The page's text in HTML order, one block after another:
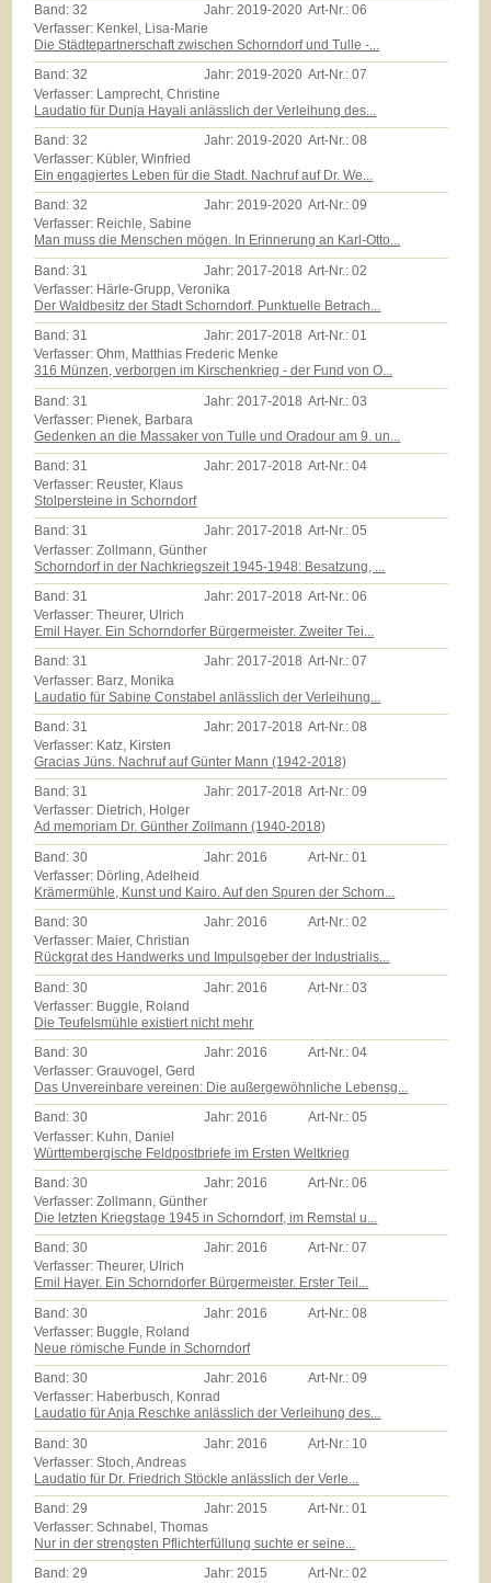
Band:32 Jahr:2019-2020 Art-Nr.:06
Verfasser: Kenkel, Lisa-Marie
Die Städtepartnerschaft zwischen Schorndorf und Tulle -...
Band:32 Jahr:2019-2020 Art-Nr.:07
Verfasser: Lamprecht, Christine
Laudatio für Dunja Hayali anlässlich der Verleihung des...
Band:32 Jahr:2019-2020 Art-Nr.:08
Verfasser: Kübler, Winfried
Ein engagiertes Leben für die Stadt. Nachruf auf Dr. We...
Band:32 Jahr:2019-2020 Art-Nr.:09
Verfasser: Reichle, Sabine
Man muss die Menschen mögen. In Erinnerung an Karl-Otto...
Band:31 Jahr: 2017-2018 Art-Nr.:02
Verfasser: Härle-Grupp, Veronika
Der Waldbesitz der Stadt Schorndorf. Punktuelle Betrach...
Band:31 Jahr:2017-2018 Art-Nr.:01
Verfasser: Ohm, Matthias Frederic Menke
316 Münzen, verborgen im Kirschenkrieg - der Fund von O...
Band:31 Jahr: 2017-2018 Art-Nr.:03
Verfasser: Pienek, Barbara
Gedenken an die Massaker von Tulle und Oradour am 9. un...
Band:31 Jahr:2017-2018 Art-Nr.:04
Verfasser: Reuster, Klaus
Stolpersteine in Schorndorf
Band:31 Jahr:2017-2018 Art-Nr.:05
Verfasser: Zollmann, Günther
Schorndorf in der Nachkriegszeit 1945-1948: Besatzung, ...
Band:31 Jahr:2017-2018 Art-Nr.:06
Verfasser: Theurer, Ulrich
Emil Hayer. Ein Schorndorfer Bürgermeister. Zweiter Tei...
Band:31 Jahr:2017-2018 Art-Nr.:07
Verfasser: Barz, Monika
Laudatio für Sabine Constabel anlässlich der Verleihung...
Band:31 Jahr: 2017-2018 Art-Nr.:08
Verfasser: Katz, Kirsten
Gracias Jüns. Nachruf auf Günter Mann (1942-2018)
Band:31 Jahr:2017-2018 Art-Nr.:09
Verfasser: Dietrich, Holger
Ad memoriam Dr. Günther Zollmann (1940-2018)
Band:30 Jahr: 2016 Art-Nr.:01
Verfasser: Dörling, Adelheid
Krämermühle, Kunst und Kairo. Auf den Spuren der Schorn...
Band:30 Jahr:2016 Art-Nr.:02
Verfasser: Maier, Christian
Rückgrat des Handwerks und Impulsgeber der Industrialis...
Band:30 Jahr: 2016 Art-Nr.:03
Verfasser: Buggle, Roland
Die Teufelsmühle existiert nicht mehr
Band:30 Jahr:2016 Art-Nr.:04
Verfasser: Grauvogel, Gerd
Das Unvereinbare vereinen: Die außergewöhnliche Lebensg...
Band:30 Jahr:2016 Art-Nr.:05
Verfasser: Kuhn, Daniel
Württembergische Feldpostbriefe im Ersten Weltkrieg
Band:30 Jahr:2016 Art-Nr.:06
Verfasser: Zollmann, Günther
Die letzten Kriegstage 1945 in Schorndorf, im Remstal u...
Band:30 Jahr:2016 Art-Nr.:07
Verfasser: Theurer, Ulrich
Emil Hayer. Ein Schorndorfer Bürgermeister. Erster Teil...
Band:30 Jahr: 2016 Art-Nr.:08
Verfasser: Buggle, Roland
Neue römische Funde in Schorndorf
Band:30 Jahr:2016 Art-Nr.:09
Verfasser: Haberbusch, Konrad
Laudatio für Anja Reschke anlässlich der Verleihung des...
Band:30 Jahr: 2016 Art-Nr.: 10
Verfasser: Stoch, Andreas
Laudatio für Dr. Friedrich Stöckle anlässlich der Verle...
Band:29 Jahr:2015 Art-Nr.:01
Verfasser: Schnabel, Thomas
Nur in der strengsten Pflichterfüllung suchte er seine...
Band:29 Jahr:2015 Art-Nr.:02